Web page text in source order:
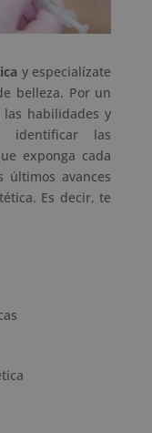
y especialízate
belleza. Por un
habilidades y
identificar las
exponga cada
últimos avances
Es decir, te